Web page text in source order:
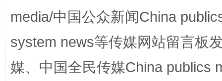
“蜀中异人”王建安的艺术幻境
media/中国公众新闻China
system news等传媒网站留言板
媒、中国全民传媒China publics